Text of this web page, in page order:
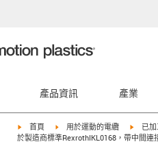
產品資訊 產業
igus-icon-arrow-right
首頁 igus-icon-arrow-right
用於運動的電纜 igus-
已
於製造商標準RexrothIKL0168，帶中間連